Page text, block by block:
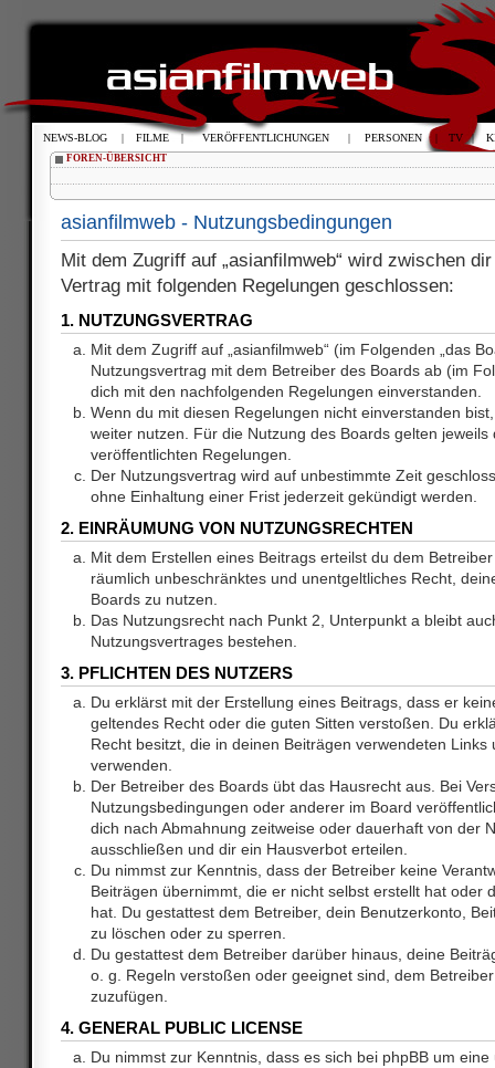
FOREN-ÜBERSICHT
asianfilmweb - Nutzungsbedingungen
Mit dem Zugriff auf „asianfilmweb“ wird zwischen
Vertrag mit folgenden Regelungen geschlossen:
1. NUTZUNGSVERTRAG
Mit dem Zugriff auf „asianfilmweb“ (im Folgenden „das
Nutzungsvertrag mit dem Betreiber des Boards ab (im
dich mit den nachfolgenden Regelungen einverstanden.
Wenn du mit diesen Regelungen nicht einverstanden
weiter nutzen. Für die Nutzung des Boards gelten jeweils
veröffentlichten Regelungen.
Der Nutzungsvertrag wird auf unbestimmte Zeit
ohne Einhaltung einer Frist jederzeit gekündigt werden.
2. EINRÄUMUNG VON NUTZUNGSRECHTEN
Mit dem Erstellen eines Beitrags erteilst du dem
räumlich unbeschränktes und unentgeltliches Recht,
Boards zu nutzen.
Das Nutzungsrecht nach Punkt 2, Unterpunkt a bleibt
Nutzungsvertrages bestehen.
3. PFLICHTEN DES NUTZERS
Du erklärst mit der Erstellung eines Beitrags, dass er
geltendes Recht oder die guten Sitten verstoßen. Du
Recht besitzt, die in deinen Beiträgen verwendeten Links
verwenden.
Der Betreiber des Boards übt das Hausrecht aus. Bei
Nutzungsbedingungen oder anderer im Board
dich nach Abmahnung zeitweise oder dauerhaft von der
ausschließen und dir ein Hausverbot erteilen.
Du nimmst zur Kenntnis, dass der Betreiber keine
Beiträgen übernimmt, die er nicht selbst erstellt hat oder
hat. Du gestattest dem Betreiber, dein Benutzerkonto,
zu löschen oder zu sperren.
Du gestattest dem Betreiber darüber hinaus, deine
o. g. Regeln verstoßen oder geeignet sind, dem
zuzufügen.
4. GENERAL PUBLIC LICENSE
Du nimmst zur Kenntnis, dass es sich bei phpBB um
NEWS-BLOG | FILME | VERÖFFENTLICHUNGEN | PERSONEN | TV |